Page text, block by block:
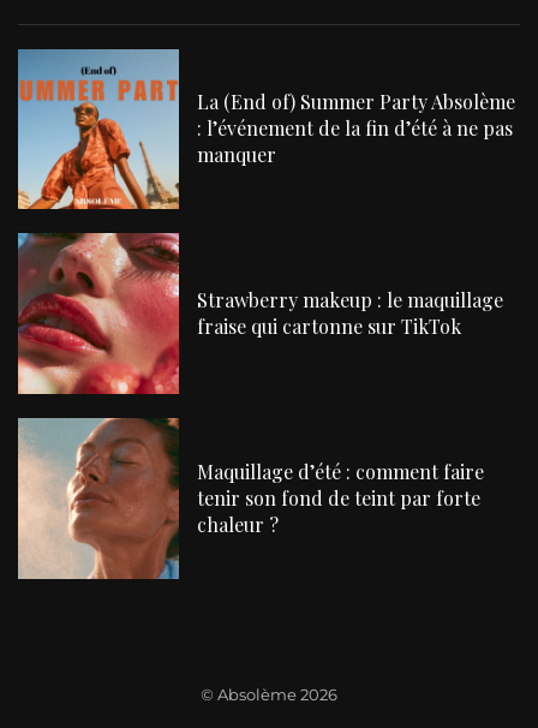
La (End of) Summer Party Absolème
: l’événement de la fin d’été à ne pas
manquer
Strawberry makeup : le maquillage
fraise qui cartonne sur TikTok
Maquillage d’été : comment faire
tenir son fond de teint par forte
chaleur ?
© Absolème 2026